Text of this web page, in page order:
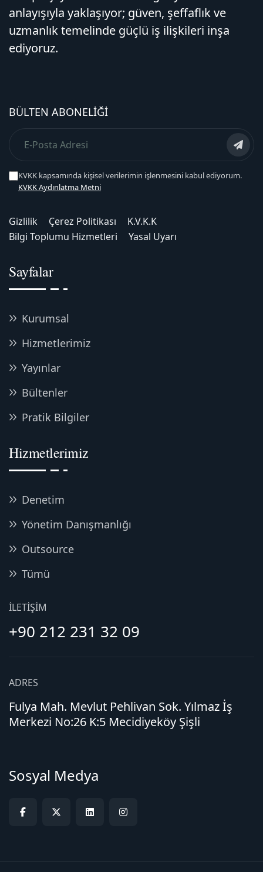
anlayışıyla yaklaşıyor; güven, şeffaflık ve
uzmanlık temelinde güçlü iş ilişkileri inşa
ediyoruz.
BÜLTEN ABONELIĞI
KVKK kapsamında kişisel verilerimin işlenmesini kabul ediyorum.
KVKK Aydınlatma Metni
Gizlilik Çerez Politikası
K.V.K.K
Bilgi Toplumu Hizmetleri
Yasal Uyarı
Sayfalar
Kurumsal
Hizmetlerimiz
Yayınlar
Bültenler
Pratik Bilgiler
Hizmetlerimiz
Denetim
Yönetim Danışmanlığı
Outsource
Tümü
İLETIŞIM
+90 212 231 32 09
ADRES
Fulya Mah. Mevlut Pehlivan Sok. Yılmaz İş
Merkezi No:26 K:5 Mecidiyeköy Şişli
Sosyal Medya